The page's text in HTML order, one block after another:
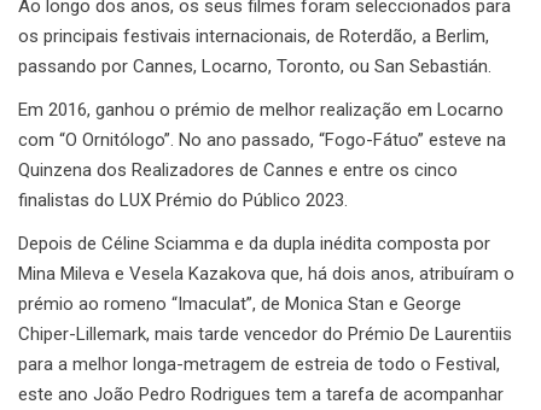
Ao longo dos anos, os seus filmes foram seleccionados para
os principais festivais internacionais, de Roterdão, a Berlim,
passando por Cannes, Locarno, Toronto, ou San Sebastián.
Em 2016, ganhou o prémio de melhor realização em Locarno
com “O Ornitólogo”. No ano passado, “Fogo-Fátuo” esteve na
Quinzena dos Realizadores de Cannes e entre os cinco
finalistas do LUX Prémio do Público 2023.
Depois de Céline Sciamma e da dupla inédita composta por
Mina Mileva e Vesela Kazakova que, há dois anos, atribuíram o
prémio ao romeno “Imaculat”, de Monica Stan e George
Chiper-Lillemark, mais tarde vencedor do Prémio De Laurentiis
para a melhor longa-metragem de estreia de todo o Festival,
este ano João Pedro Rodrigues tem a tarefa de acompanhar